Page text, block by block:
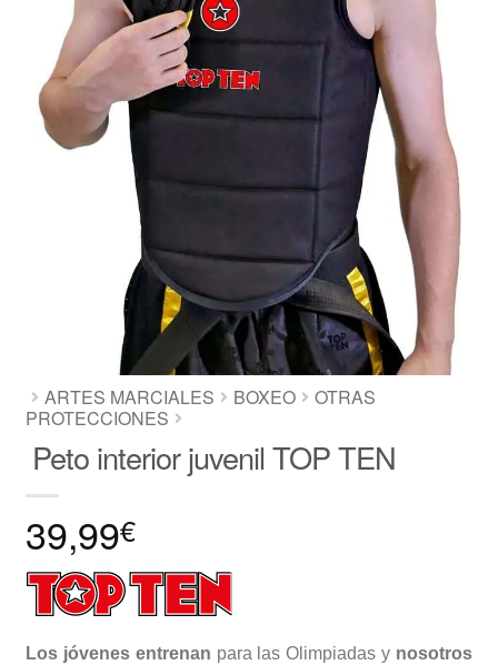
ARTES MARCIALES BOXEO
OTRAS
PROTECCIONES
Peto interior juvenil TOP TEN
39,99€
Los jóvenes entrenan para las Olimpiadas y nosotros